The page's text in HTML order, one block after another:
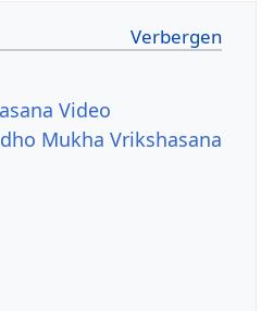
Video
Mukha Vrikshasana